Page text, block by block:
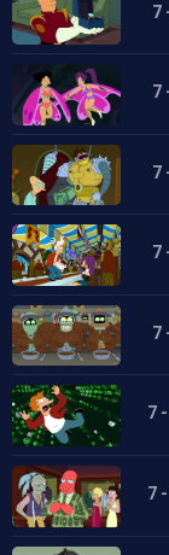
7
7
7
7
7
7
7